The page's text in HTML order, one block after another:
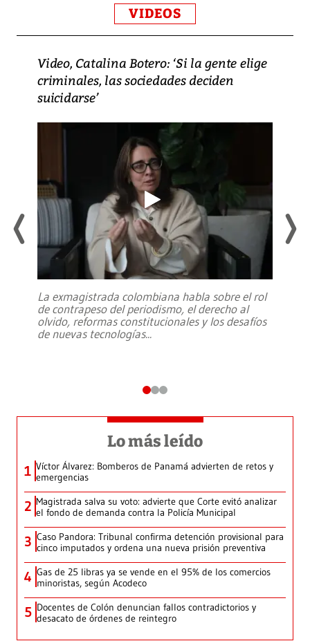
VIDEOS
Video, Catalina Botero: ‘Si la gente elige
criminales, las sociedades deciden
suicidarse’
La exmagistrada colombiana habla sobre el rol
de contrapeso del periodismo, el derecho al
olvido, reformas constitucionales y los desafíos
de nuevas tecnologías...
Lo más leído
1 Víctor Álvarez: Bomberos de Panamá advierten de retos y
emergencias
2 Magistrada salva su voto: advierte que Corte evitó analizar
el fondo de demanda contra la Policía Municipal
3 Caso Pandora: Tribunal confirma detención provisional para
cinco imputados y ordena una nueva prisión preventiva
4 Gas de 25 libras ya se vende en el 95% de los comercios
minoristas, según Acodeco
5 Docentes de Colón denuncian fallos contradictorios y
desacato de órdenes de reintegro